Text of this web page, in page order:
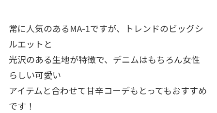
常に人気のあるMA-1ですが、トレンドのビッグシ
ルエットと
光沢のある生地が特徴で、デニムはもちろん女性
らしい可愛い
アイテムと合わせて甘辛コーデもとってもおすすめ
です！